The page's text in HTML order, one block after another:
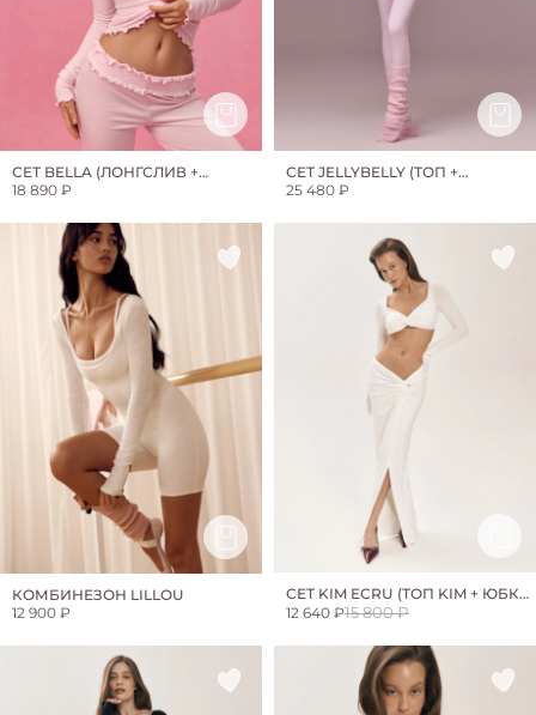
СЕТ BELLA (ЛОНГСЛИВ +
БРЮКИ)
18 890 ₽
СЕТ JELLYBELLY (ТОП +
ЛЕГИНСЫ)
25 480 ₽
КОМБИНЕЗОН LILLOU
12 900 ₽
СЕТ KIM ECRU (ТОП KIM + ЮБКА
KIM)
12 640 ₽15 800 ₽